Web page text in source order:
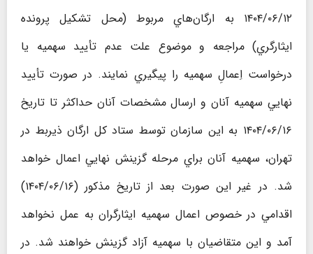
۱۴۰۴/۰۶/۱۲ به ارگان‌هاي مربوط (محل تشكيل پرونده
ايثارگري) مراجعه و موضوع علت عدم تأييد سهميه يا
درخواست اِعمالِ سهميه را پيگيري نمايند. در صورت تأیید
نهايي سهميه آنان و ارسال مشخصات آنان حداکثر تا تاریخ
۱۴۰۴/۰۶/۱۶ به این سازمان توسط ستاد كل ارگان ذيربط در
تهران، سهمیه آنان براي مرحله گزينش نهايي اعمال خواهد
شد. در غیر این صورت بعد از تاريخ مذکور (۱۴۰۴/۰۶/۱۶)
اقدامي در خصوص اعمال سهميه ايثارگران به عمل نخواهد
آمد و اين متقاضیان با سهميه آزاد گزينش خواهند شد. در